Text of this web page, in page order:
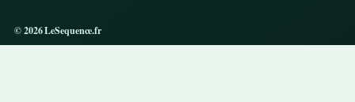
© 2026 LeSequence.fr